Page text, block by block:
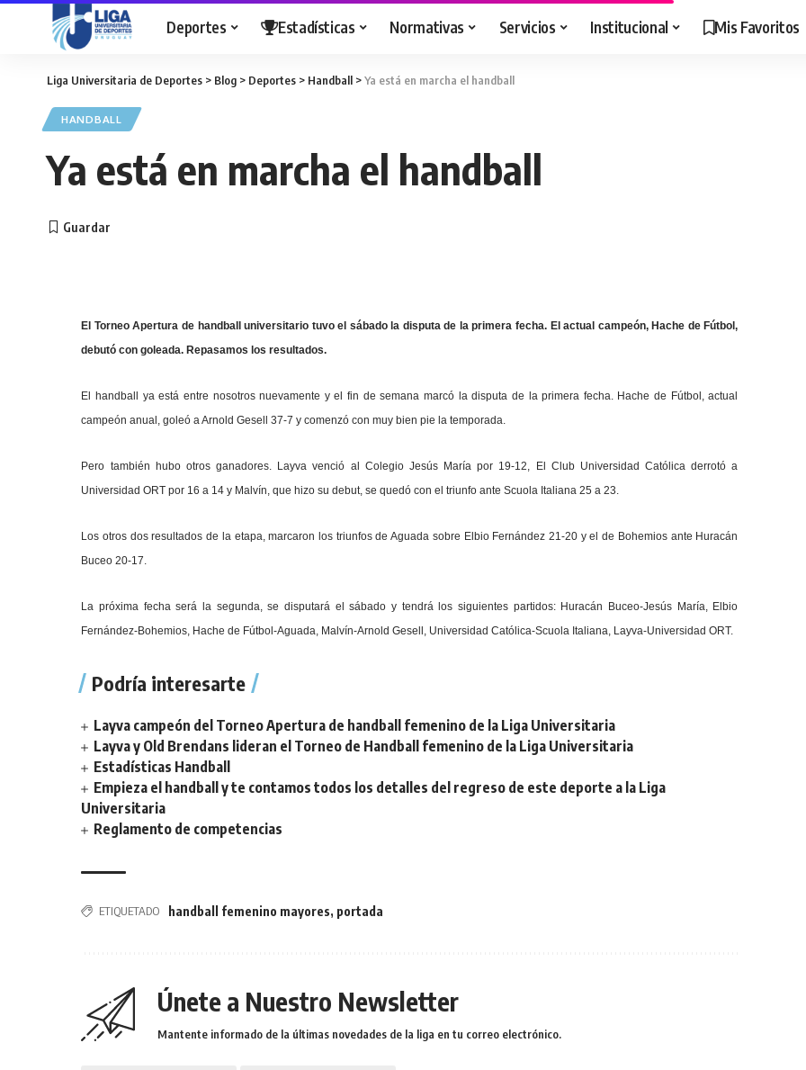
Deportes Estadísticas Normativas Servicios Institucional Mis Favoritos
Liga Universitaria de Deportes > Blog > Deportes > Handball >Ya está en marcha el handball
HANDBALL
Ya está en marcha el handball
El Torneo Apertura de handball universitario tuvo el sábado la disputa de la primera fecha. El actual campeón, Hache de Fútbol,
debutó con goleada. Repasamos los resultados.
El handball ya está entre nosotros nuevamente y el fin de semana marcó la disputa de la primera fecha. Hache de Fútbol, actual
campeón anual, goleó a Arnold Gesell 37-7 y comenzó con muy bien pie la temporada.
Pero también hubo otros ganadores. Layva venció al Colegio Jesús María por 19-12, El Club Universidad Católica derrotó a
Universidad ORT por 16 a 14 y Malvín, que hizo su debut, se quedó con el triunfo ante Scuola Italiana 25 a 23.
Los otros dos resultados de la etapa, marcaron los triunfos de Aguada sobre Elbio Fernández 21-20 y el de Bohemios ante Huracán
Buceo 20-17.
La próxima fecha será la segunda, se disputará el sábado y tendrá los siguientes partidos: Huracán Buceo-Jesús María, Elbio
Fernández-Bohemios, Hache de Fútbol-Aguada, Malvín-Arnold Gesell, Universidad Católica-Scuola Italiana, Layva-Universidad ORT.
Podría interesarte
Layva campeón del Torneo Apertura de handball femenino de la Liga Universitaria
Layva y Old Brendans lideran el Torneo de Handball femenino de la Liga Universitaria
Estadísticas Handball
Empieza el handball y te contamos todos los detalles del regreso de este deporte a la Liga
Universitaria
Reglamento de competencias
ETIQUETADO handball femenino mayores, portada
Únete a Nuestro Newsletter
Mantente informado de la últimas novedades de la liga en tu correo electrónico.